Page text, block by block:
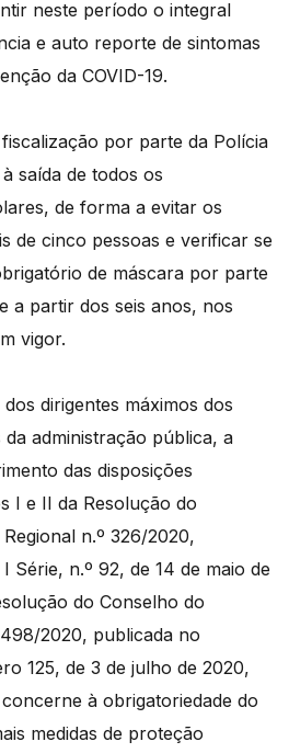
neste período o integral
e auto reporte de sintomas
da COVID-19.
por parte da Polícia
saída de todos os
de forma a evitar os
de cinco pessoas e verificar se
de máscara por parte
a partir dos seis anos, nos
vigor.
dirigentes máximos dos
administração pública, a
das disposições
I e II da Resolução do
n.º 326/2020,
Série, n.º 92, de 14 de maio de
do Conselho do
2020, publicada no
125, de 3 de julho de 2020,
à obrigatoriedade do
medidas de proteção